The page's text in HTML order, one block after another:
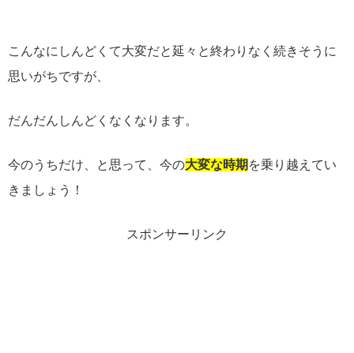
こんなにしんどくて大変だと延々と終わりなく続きそうに
思いがちですが、
だんだんしんどくなくなります。
今のうちだけ、と思って、今の大変な時期 を乗り越えてい
きましょう！
スポンサーリンク